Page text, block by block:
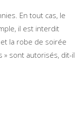
En tout cas, le
il est interdit
la robe de soirée
» sont autorisés, dit-il